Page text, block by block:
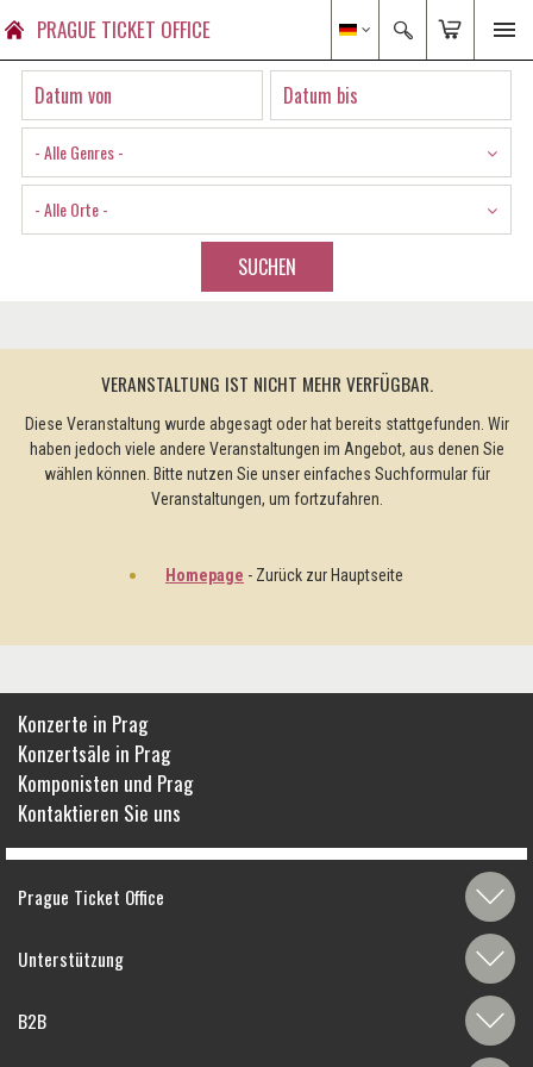
PRAGUE TICKET OFFICE
- Alle Genres -
- Alle Orte -
SUCHEN
VERANSTALTUNG IST NICHT MEHR VERFÜGBAR.
Diese Veranstaltung wurde abgesagt oder hat bereits stattgefunden. Wir
haben jedoch viele andere Veranstaltungen im Angebot, aus denen Sie
wählen können. Bitte nutzen Sie unser einfaches Suchformular für
Veranstaltungen, um fortzufahren.
Homepage - Zurück zur Hauptseite
Konzerte in Prag
Konzertsäle in Prag
Komponisten und Prag
Kontaktieren Sie uns
Prague Ticket Office
Unterstützung
B2B